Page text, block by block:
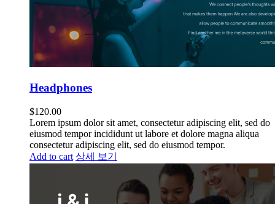
Headphones
$120.00
Lorem ipsum dolor sit amet, consectetur adipiscing elit, sed do
eiusmod tempor incididunt ut labore et dolore magna aliqua
consectetur adipiscing elit, sed do eiusmod tempor.
Add to cart 상세 보기